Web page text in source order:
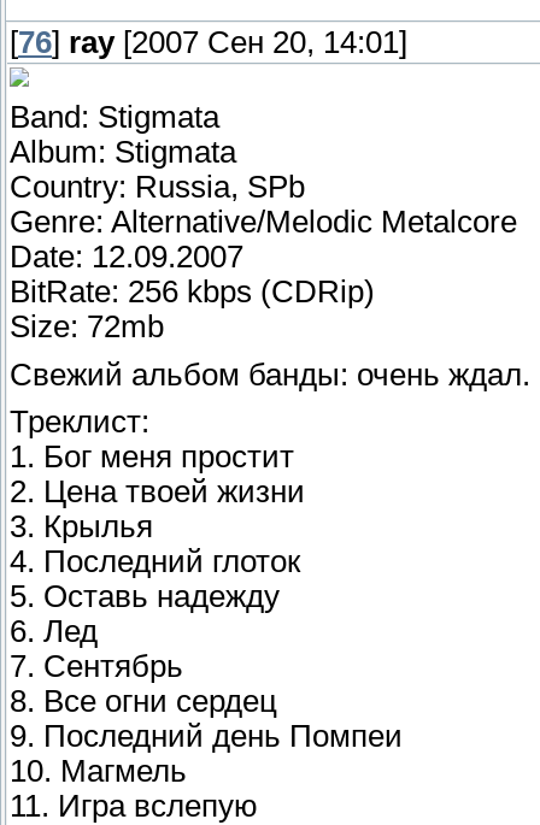
[76] ray[2007 Сен 20, 14:01]
Band: Stigmata
Album: Stigmata
Country: Russia, SPb
Genre: Alternative/Melodic Metalcore
Date: 12.09.2007
BitRate: 256 kbps (CDRip)
Size: 72mb
Свежий альбом банды: очень ждал.
Треклист:
1. Бог меня простит
2. Цена твоей жизни
3. Крылья
4. Последний глоток
5. Оставь надежду
6. Лед
7. Сентябрь
8. Все огни сердец
9. Последний день Помпеи
10. Магмель
11. Игра вслепую